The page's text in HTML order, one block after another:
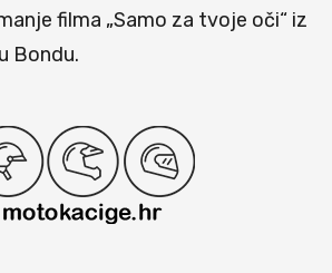
filma „Samo za tvoje oči“ iz
Bondu.